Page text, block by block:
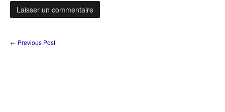
← Previous Post